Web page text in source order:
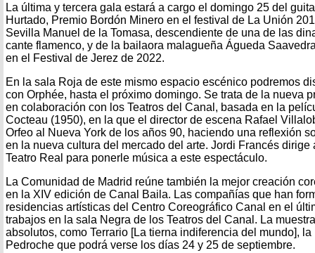
La última y tercera gala estará a cargo el domingo 25 del
Hurtado, Premio Bordón Minero en el festival de La Unión
Sevilla Manuel de la Tomasa, descendiente de una de las
cante flamenco, y de la bailaora malagueña Águeda
en el Festival de Jerez de 2022.
En la sala Roja de este mismo espacio escénico podremos
con Orphée, hasta el próximo domingo. Se trata de la nueva
en colaboración con los Teatros del Canal, basada en la
Cocteau (1950), en la que el director de escena Rafael
Orfeo al Nueva York de los años 90, haciendo una reflexión
en la nueva cultura del mercado del arte. Jordi Francés dirige
Teatro Real para ponerle música a este espectáculo.
La Comunidad de Madrid reúne también la mejor creación
en la XIV edición de Canal Baila. Las compañías que han
residencias artísticas del Centro Coreográfico Canal en el
trabajos en la sala Negra de los Teatros del Canal. La
absolutos, como Terrario [La tierna indiferencia del mundo],
Pedroche que podrá verse los días 24 y 25 de septiembre.